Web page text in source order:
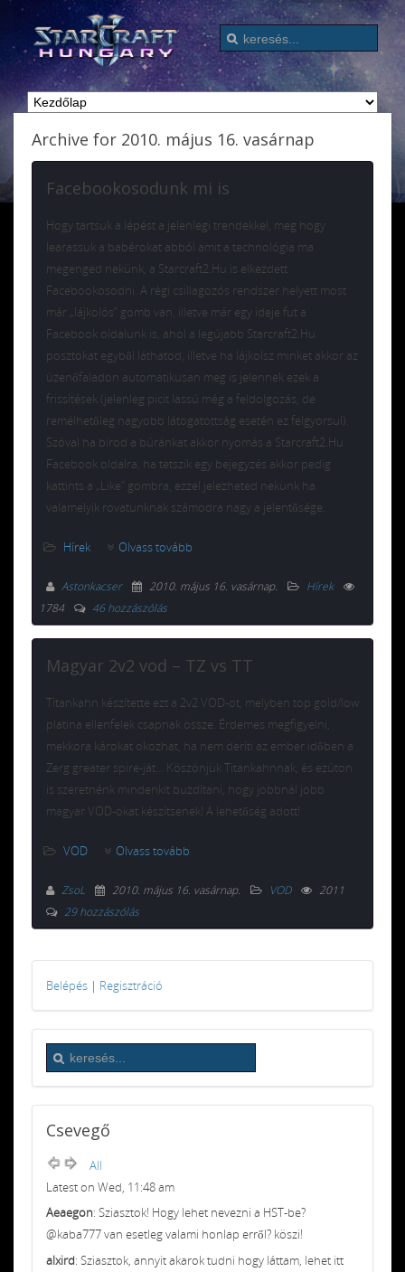
Archive for 2010. május 16. vasárnap
Facebookosodunk mi is
Hogy tartsuk a lépést a jelenlegi trendekkel, meg hogy
learassuk a babérokat abból amit a technológia ma
megenged nekünk, a Starcraft2.Hu is elkezdett
Facebookosodni. A régi csillagozós rendszer helyett most
már „lájkolós” gomb van, illetve már egy ideje fut a
Facebook oldalunk is, ahol a legújabb Starcraft2.Hu
posztokat egyből láthatod, illetve ha lájkolsz minket akkor az
üzenőfaladon automatikusan meg is jelennek ezek a
frissítések (jelenleg picit lassú még a feldolgozás, de
remélhetőleg nagyobb látogatottság esetén ez felgyorsul).
Szóval ha bírod a búránkat akkor nyomás a Starcraft2.Hu
Facebook oldalra, ha tetszik egy bejegyzés akkor pedig
kattints a „Like” gombra, ezzel jelezheted nekünk ha
valamelyik rovatunknak számodra nagy a jelentősége.
Hírek Olvass tovább
Astonkacser 2010. május 16. vasárnap.
Hírek
1784
46 hozzászólás
Magyar 2v2 vod – TZ vs TT
Titankahn készítette ezt a 2v2 VOD-ot, melyben top gold/low
platina ellenfelek csapnak össze. Érdemes megfigyelni,
mekkora károkat okozhat, ha nem deríti az ember időben a
Zerg greater spire-ját… Köszönjük Titankahnnak, és ezúton
is szeretnénk mindenkit buzdítani, hogy jobbnál jobb
magyar VOD-okat készítsenek! A lehetőség adott!
VOD Olvass tovább
ZsoL 2010. május 16. vasárnap. VOD
2011
29 hozzászólás
Belépés | Regisztráció
Csevegő
All
Latest on Wed, 11:48 am
Aeaegon: Sziasztok! Hogy lehet nevezni a HST-be?
@kaba777 van esetleg valami honlap erről? köszi!
alxird: Sziasztok, annyit akarok tudni hogy láttam, lehet itt